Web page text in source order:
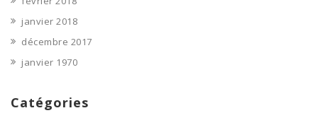
janvier 2018
décembre 2017
janvier 1970
Catégories